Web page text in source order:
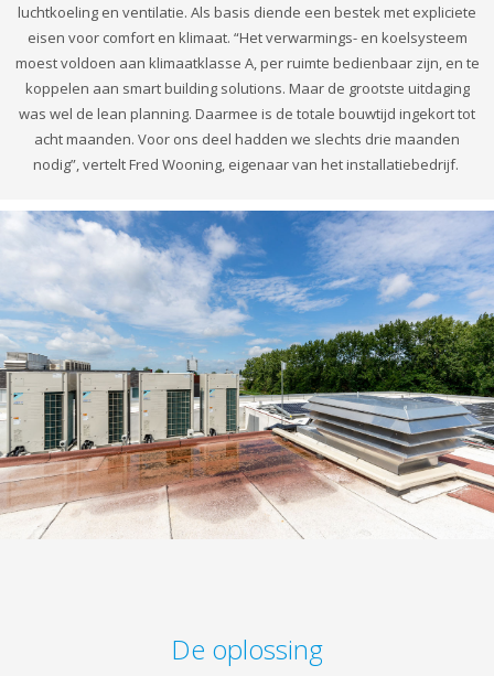
luchtkoeling en ventilatie. Als basis diende een bestek met expliciete
eisen voor comfort en klimaat. “Het verwarmings- en koelsysteem
moest voldoen aan klimaatklasse A, per ruimte bedienbaar zijn, en te
koppelen aan smart building solutions. Maar de grootste uitdaging
was wel de lean planning. Daarmee is de totale bouwtijd ingekort tot
acht maanden. Voor ons deel hadden we slechts drie maanden
nodig”, vertelt Fred Wooning, eigenaar van het installatiebedrijf.
De oplossing